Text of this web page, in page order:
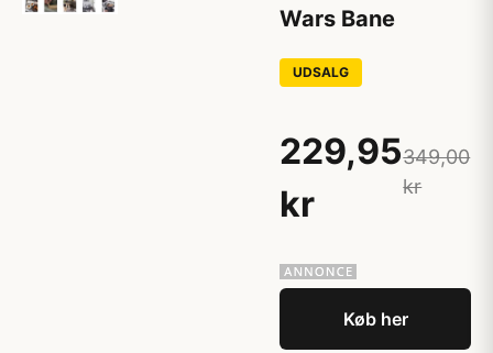
Wars Bane
UDSALG
229,95
kr
349,00
kr
Køb her